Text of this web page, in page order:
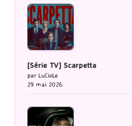
[Série TV] Scarpetta
par LuCioLe
29 mai 2026